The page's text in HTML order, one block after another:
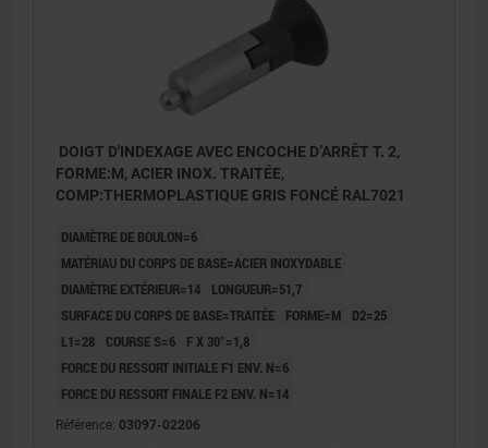
DOIGT D'INDEXAGE AVEC ENCOCHE D’ARRÊT T. 2,
FORME:M, ACIER INOX. TRAITÉE,
COMP:THERMOPLASTIQUE GRIS FONCÉ RAL7021
DIAMÈTRE DE BOULON=6
MATÉRIAU DU CORPS DE BASE=ACIER INOXYDABLE
DIAMÈTRE EXTÉRIEUR=14
LONGUEUR=51,7
SURFACE DU CORPS DE BASE=TRAITÉE
FORME=M
D2=25
L1=28
COURSE S=6
F X 30°=1,8
FORCE DU RESSORT INITIALE F1 ENV. N=6
FORCE DU RESSORT FINALE F2 ENV. N=14
Référence: 03097-02206